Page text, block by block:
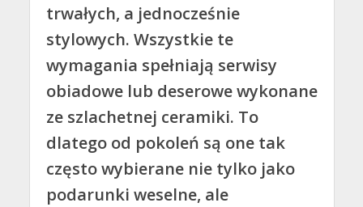
trwałych, a jednocześnie
stylowych. Wszystkie te
wymagania spełniają serwisy
obiadowe lub deserowe wykonane
ze szlachetnej ceramiki. To
dlatego od pokoleń są one tak
często wybierane nie tylko jako
podarunki weselne, ale